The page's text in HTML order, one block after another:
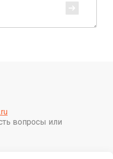
вопросы или